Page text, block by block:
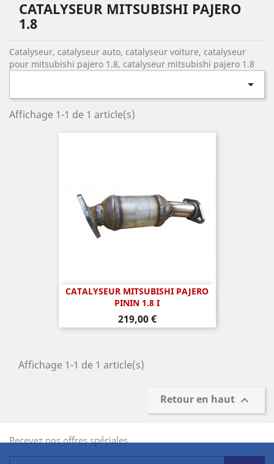
CATALYSEUR MITSUBISHI PAJERO
1.8
Catalyseur, catalyseur auto, catalyseur voiture, catalyseur
pour mitsubishi pajero 1.8, catalyseur mitsubishi pajero 1.8

Affichage 1-1 de 1 article(s)
CATALYSEUR MITSUBISHI PAJERO
PININ 1.8 I
Prix
219,00 €
Affichage 1-1 de 1 article(s)
Retour en haut 
Recevez nos offres spéciales